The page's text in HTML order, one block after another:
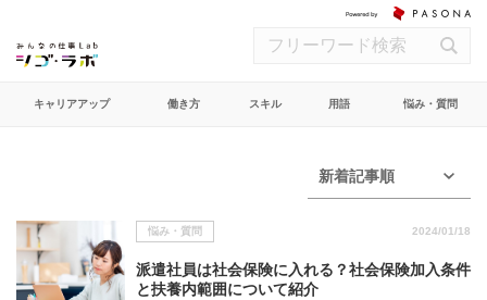
キャリアアップ 働き方 スキル 用語 悩み・質問
新着記事順
悩み・質問 2024/01/18
派遣社員は社会保険に入れる？社会保険加入条件
と扶養内範囲について紹介